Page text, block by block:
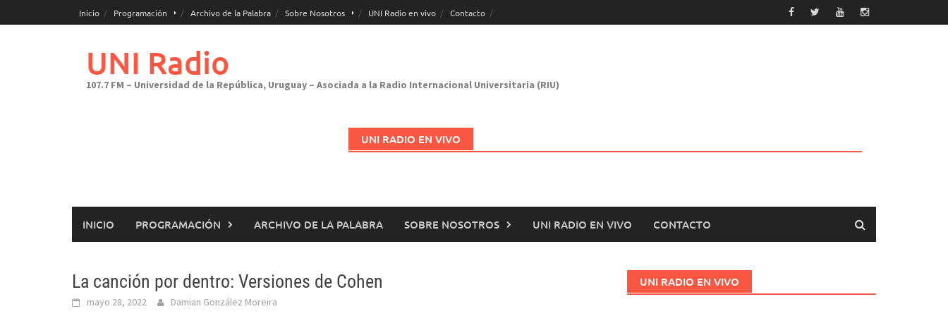
al
Inicio Programación Archivo de la Palabra Sobre Nosotros UNI Radio en vivo Contacto
UNI Radio
107.7 FM – Universidad de la República, Uruguay – Asociada a la Radio Internacional Universitaria (RIU)
UNI RADIO EN VIVO
INICIO PROGRAMACIÓN ARCHIVO DE LA PALABRA SOBRE NOSOTROS UNI RADIO EN VIVO CONTACTO
La canción por dentro: Versiones de Cohen
mayo 28, 2022 Damian González Moreira
UNI RADIO EN VIVO